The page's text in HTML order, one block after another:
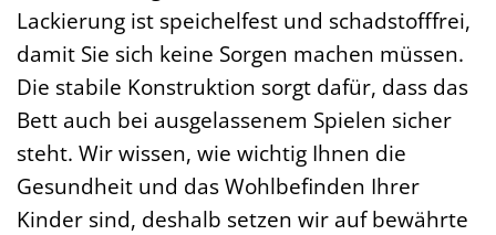
Lackierung ist speichelfest und schadstofffrei,
damit Sie sich keine Sorgen machen müssen.
Die stabile Konstruktion sorgt dafür, dass das
Bett auch bei ausgelassenem Spielen sicher
steht. Wir wissen, wie wichtig Ihnen die
Gesundheit und das Wohlbefinden Ihrer
Kinder sind, deshalb setzen wir auf bewährte